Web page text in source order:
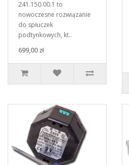
241.150.00.1 to
nowoczesne rozwiązanie
do spłuczek
podtynkowych, kt..
699,00 zł